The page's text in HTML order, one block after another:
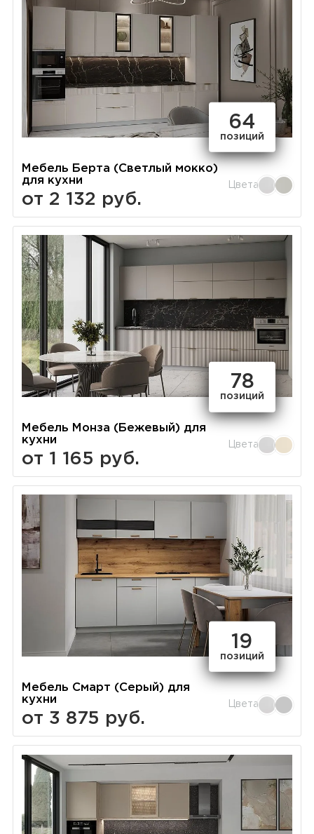
64
позиций
Мебель Берта (Светлый мокко)
для кухни
от 2 132 руб.
Цвета
78
позиций
Мебель Монза (Бежевый) для
кухни
от 1 165 руб.
Цвета
19
позиций
Мебель Смарт (Серый) для
кухни
от 3 875 руб.
Цвета